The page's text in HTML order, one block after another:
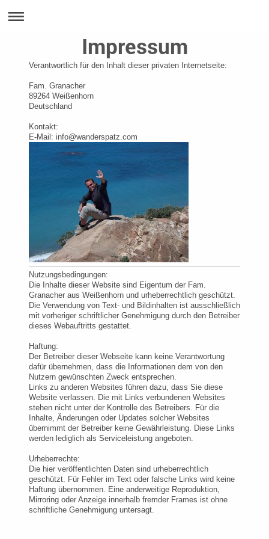
Impressum
Verantwortlich für den Inhalt dieser privaten Internetseite:
Fam. Granacher
89264 Weißenhorn
Deutschland
Kontakt:
E-Mail: info@wanderspatz.com
Nutzungsbedingungen:
Die Inhalte dieser Website sind Eigentum der Fam.
Granacher aus Weißenhorn und urheberrechtlich geschützt.
Die Verwendung von Text- und Bildinhalten ist ausschließlich
mit vorheriger schriftlicher Genehmigung durch den Betreiber
dieses Webauftritts gestattet.
Haftung:
Der Betreiber dieser Webseite kann keine Verantwortung
dafür übernehmen, dass die Informationen dem von den
Nutzern gewünschten Zweck entsprechen.
Links zu anderen Websites führen dazu, dass Sie diese
Website verlassen. Die mit Links verbundenen Websites
stehen nicht unter der Kontrolle des Betreibers. Für die
Inhalte, Änderungen oder Updates solcher Websites
übernimmt der Betreiber keine Gewährleistung. Diese Links
werden lediglich als Serviceleistung angeboten.
Urheberrechte:
Die hier veröffentlichten Daten sind urheberrechtlich
geschützt. Für Fehler im Text oder falsche Links wird keine
Haftung übernommen. Eine anderweitige Reproduktion,
Mirroring oder Anzeige innerhalb fremder Frames ist ohne
schriftliche Genehmigung untersagt.